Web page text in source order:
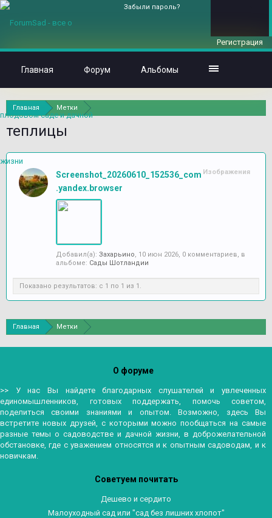
Главная Метки
теплицы
Изображения
Screenshot_20260610_152536_com
.yandex.browser
Добавил(а): Захарьино, 10 июн 2026, 0 комментариев, в
альбоме: Сады Шотландии
Показано результатов: с 1 по 1 из 1.
Главная Метки
Забыли пароль?
Регистрация
Главная Форум Альбомы
О форуме
>> У нас Вы найдете благодарных слушателей и увлеченных
единомышленников, готовых поддержать, помочь советом,
поделиться своими знаниями и опытом. Возможно, здесь Вы
встретите новых друзей, с которыми можно пообщаться на самые
разные темы о садоводстве и дачной жизни, в доброжелательной
обстановке, где с уважением относятся и к опытным садоводам, и к
новичкам.
Советуем почитать
Дешево и сердито
Малоуходный сад или "сад без лишних хлопот"